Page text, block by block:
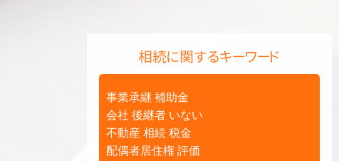
相続に関するキーワード
事業承継 補助金
会社 後継者 いない
不動産 相続 税金
配偶者居住権 評価